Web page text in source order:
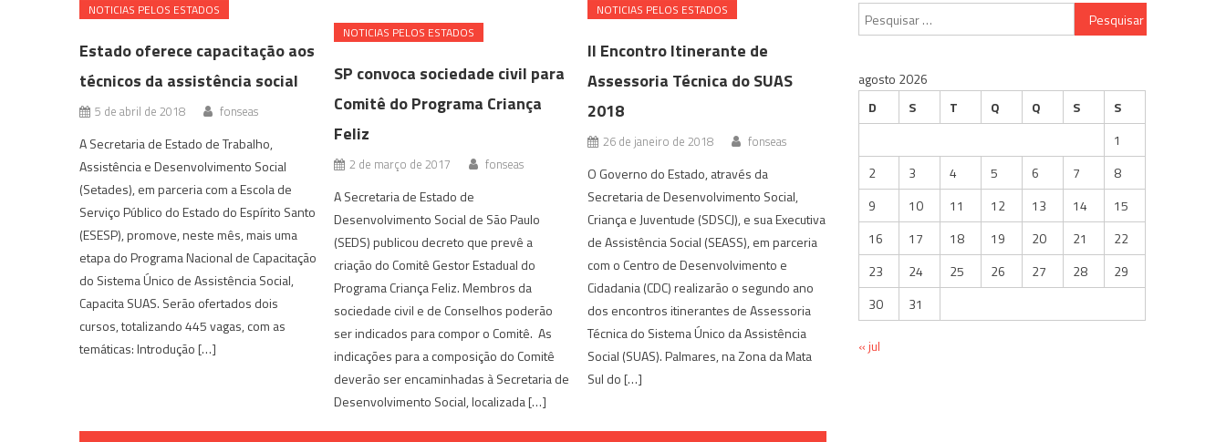
NOTICIAS PELOS ESTADOS
Estado oferece capacitação aos
técnicos da assistência social
5 de abril de 2018 fonseas
A Secretaria de Estado de Trabalho,
Assistência e Desenvolvimento Social
(Setades), em parceria com a Escola de
Serviço Público do Estado do Espírito Santo
(ESESP), promove, neste mês, mais uma
etapa do Programa Nacional de Capacitação
do Sistema Único de Assistência Social,
Capacita SUAS. Serão ofertados dois
cursos, totalizando 445 vagas, com as
temáticas: Introdução […]
NOTICIAS PELOS ESTADOS
SP convoca sociedade civil para
Comitê do Programa Criança
Feliz
2 de março de 2017 fonseas
A Secretaria de Estado de
Desenvolvimento Social de São Paulo
(SEDS) publicou decreto que prevê a
criação do Comitê Gestor Estadual do
Programa Criança Feliz. Membros da
sociedade civil e de Conselhos poderão
ser indicados para compor o Comitê. As
indicações para a composição do Comitê
deverão ser encaminhadas à Secretaria de
Desenvolvimento Social, localizada […]
NOTICIAS PELOS ESTADOS
II Encontro Itinerante de
Assessoria Técnica do SUAS
2018
26 de janeiro de 2018 fonseas
O Governo do Estado, através da
Secretaria de Desenvolvimento Social,
Criança e Juventude (SDSCJ), e sua Executiva
de Assistência Social (SEASS), em parceria
com o Centro de Desenvolvimento e
Cidadania (CDC) realizarão o segundo ano
dos encontros itinerantes de Assessoria
Técnica do Sistema Único da Assistência
Social (SUAS). Palmares, na Zona da Mata
Sul do […]
Pesquisar
por:
agosto 2026
D
S T Q Q S
S
1
2
3 4 5 6 7
8
9
10 11 12 13 14
15
16
17 18 19 20 21
22
23
24 25 26 27 28
29
30
31
« jul